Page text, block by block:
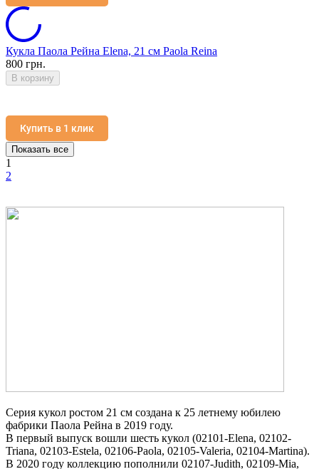
Кукла Паола Рейна Elena, 21 см Paola Reina
800 грн.
В корзину
Купить в 1 клик
Показать все
1
2
Серия кукол ростом 21 см создана к 25 летнему юбилею
фабрики Паола Рейна в 2019 году.
В первый выпуск вошли шесть кукол (02101-Elena, 02102-
Triana, 02103-Estela, 02106-Paola, 02105-Valeria, 02104-Martina).
В 2020 году коллекцию пополнили 02107-Judith, 02109-Mia,